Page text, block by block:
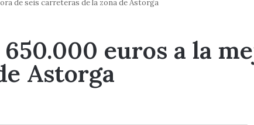
de seis carreteras de la zona de Astorga
euros a la
Astorga